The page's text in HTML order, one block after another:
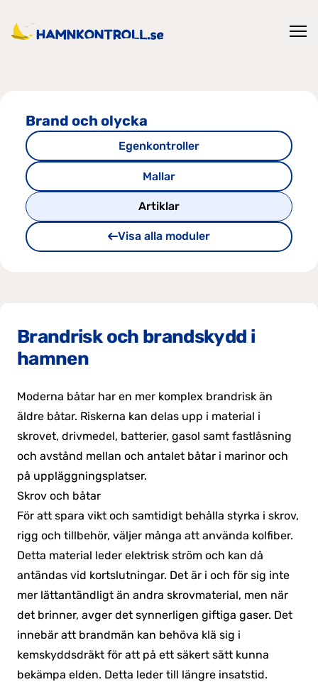
Brand och olycka
Egenkontroller
Mallar
Artiklar
Visa alla moduler
Brandrisk och brandskydd i
hamnen
Moderna båtar har en mer komplex brandrisk än
äldre båtar. Riskerna kan delas upp i material i
skrovet, drivmedel, batterier, gasol samt fastlåsning
och avstånd mellan och antalet båtar i marinor och
på uppläggningsplatser.
Skrov och båtar
För att spara vikt och samtidigt behålla styrka i skrov,
rigg och tillbehör, väljer många att använda kolfiber.
Detta material leder elektrisk ström och kan då
antändas vid kortslutningar. Det är i och för sig inte
mer lättantändligt än andra skrovmaterial, men när
det brinner, avger det synnerligen giftiga gaser. Det
innebär att brandmän kan behöva klä sig i
kemskyddsdräkt för att på ett säkert sätt kunna
bekämpa elden. Detta leder till längre insatstid.